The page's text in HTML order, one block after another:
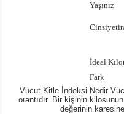
Yaşınız
İdeal
Fark
Vücut Kitle İndeksi Nedir
orantıdır. Bir kişinin
değerinin